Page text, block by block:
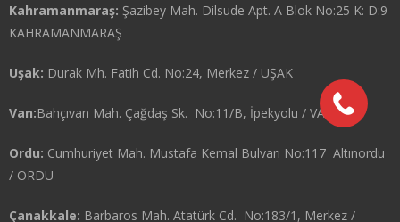
Kahramanmaraş: Şazibey Mah. Dilsude Apt. A Blok No:25 K: D:9
KAHRAMANMARAŞ
Uşak: Durak Mh. Fatih Cd. No:24, Merkez / UŞAK
Van:Bahçıvan Mah. Çağdaş Sk. No:11/B, İpekyolu / VAN
Ordu: Cumhuriyet Mah. Mustafa Kemal Bulvarı No:117 Altınordu
/ ORDU
Çanakkale: Barbaros Mah. Atatürk Cd. No:183/1, Merkez /